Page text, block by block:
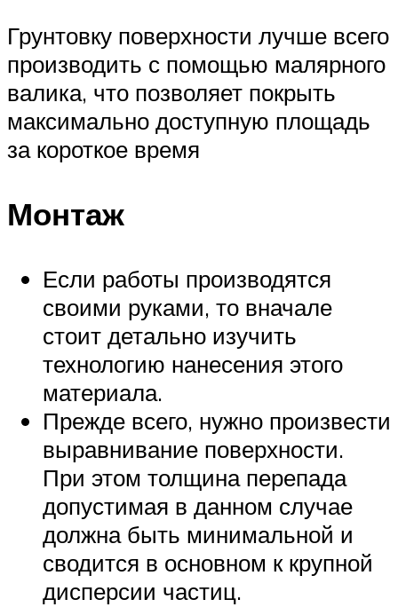
Грунтовку поверхности лучше всего
производить с помощью малярного
валика, что позволяет покрыть
максимально доступную площадь
за короткое время
Монтаж
Если работы производятся
своими руками, то вначале
стоит детально изучить
технологию нанесения этого
материала.
Прежде всего, нужно произвести
выравнивание поверхности.
При этом толщина перепада
допустимая в данном случае
должна быть минимальной и
сводится в основном к крупной
дисперсии частиц.